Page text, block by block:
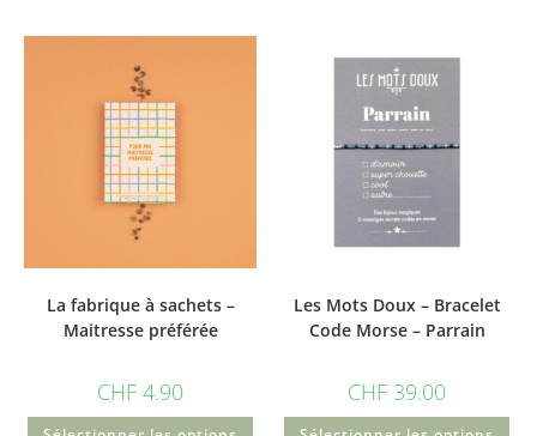
La fabrique à sachets –
Maitresse préférée
CHF 4.90
Les Mots Doux – Bracelet
Code Morse – Parrain
CHF 39.00